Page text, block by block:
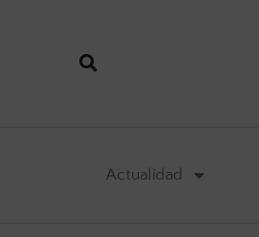
Actualidad